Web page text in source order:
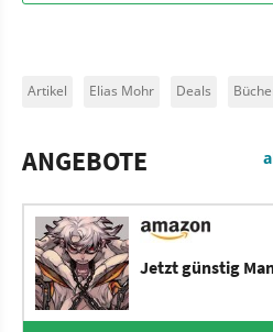
Artikel Elias Mohr Deals
ANGEBOTE
Jetzt günstig